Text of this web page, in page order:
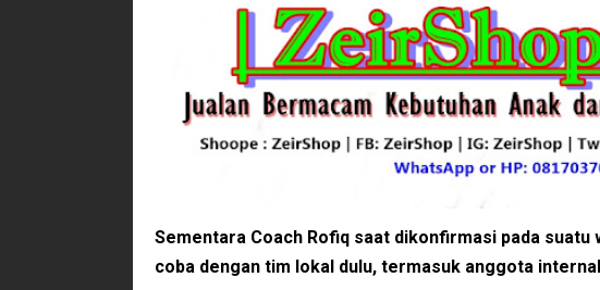
Sementara Coach Rofiq saat dikonfirmasi pada
coba dengan tim lokal dulu, termasuk anggota